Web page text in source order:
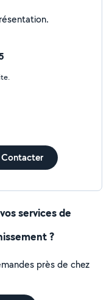
pas encore renseigné ma présentation.
Contacter
services de
?
près de chez